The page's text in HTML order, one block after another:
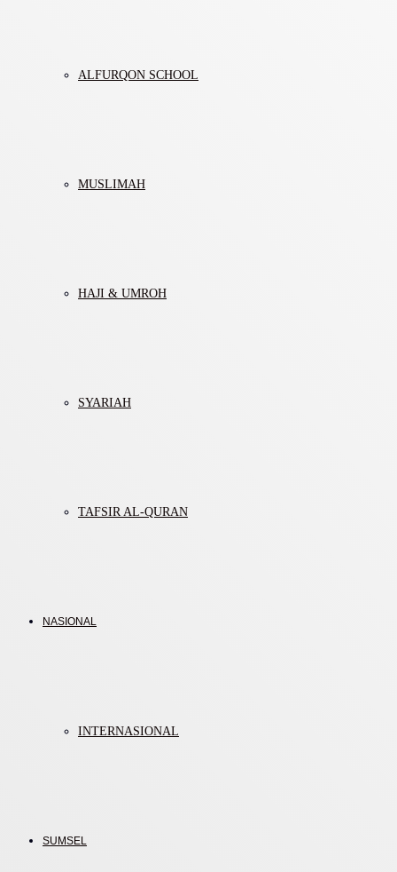
ALFURQON SCHOOL
MUSLIMAH
HAJI & UMROH
SYARIAH
TAFSIR AL-QURAN
NASIONAL
INTERNASIONAL
SUMSEL